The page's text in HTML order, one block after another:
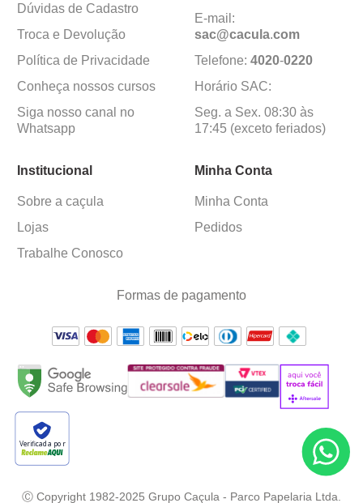
Dúvidas de Cadastro
Troca e Devolução
Política de Privacidade
Conheça nossos cursos
Siga nosso canal no
Whatsapp
E-mail:
sac@cacula.com
Telefone: 4020-0220
Horário SAC:
Seg. a Sex. 08:30 às
17:45 (exceto feriados)
Institucional
Sobre a caçula
Lojas
Trabalhe Conosco
Minha Conta
Minha Conta
Pedidos
Formas de pagamento
Verificada por
Ⓒ Copyright 1982-2025 Grupo Caçula - Parco Papelaria Ltda.